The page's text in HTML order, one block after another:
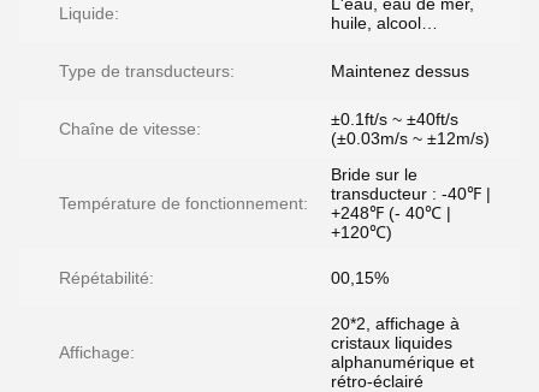
Liquide:
huile, alcool…
Type de transducteurs: Maintenez dessus
Chaîne de vitesse:
±0.1ft/s ~ ±40ft/s
(±0.03m/s ~ ±12m/s)
Température de fonctionnement:
Bride sur le
transducteur : -40℉ |
+248℉ (- 40℃ |
+120℃)
Répétabilité: 00,15%
Affichage:
20*2, affichage à
cristaux liquides
alphanumérique et
rétro-éclairé